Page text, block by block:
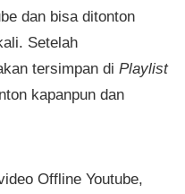
dan bisa ditonton
Setelah
tersimpan di Playlist
kapanpun dan
Offline Youtube,